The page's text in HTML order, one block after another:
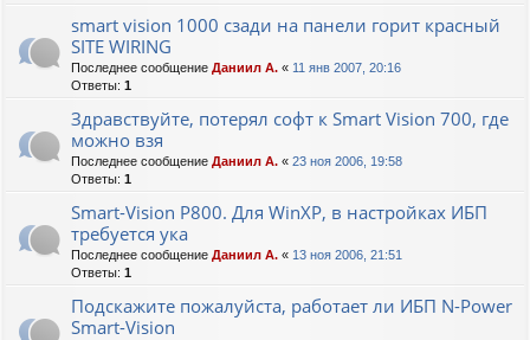
smart vision 1000 сзади на панели горит красный
SITE WIRING
Последнее сообщение Даниил А. « 11 янв 2007, 20:16
Ответы: 1
Здравствуйте, потерял софт к Smart Vision 700, где
можно взя
Последнее сообщение Даниил А. « 23 ноя 2006, 19:58
Ответы: 1
Smart-Vision P800. Для WinXP, в настройках ИБП
требуется ука
Последнее сообщение Даниил А. « 13 ноя 2006, 21:51
Ответы: 1
Подскажите пожалуйста, работает ли ИБП N-Power
Smart-Vision